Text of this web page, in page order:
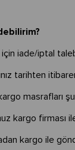
için iade/iptal
tarihten
masrafları
kargo firması
kargo ile